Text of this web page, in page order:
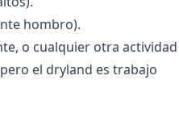
hombro).
o cualquier otra actividad
el dryland es trabajo